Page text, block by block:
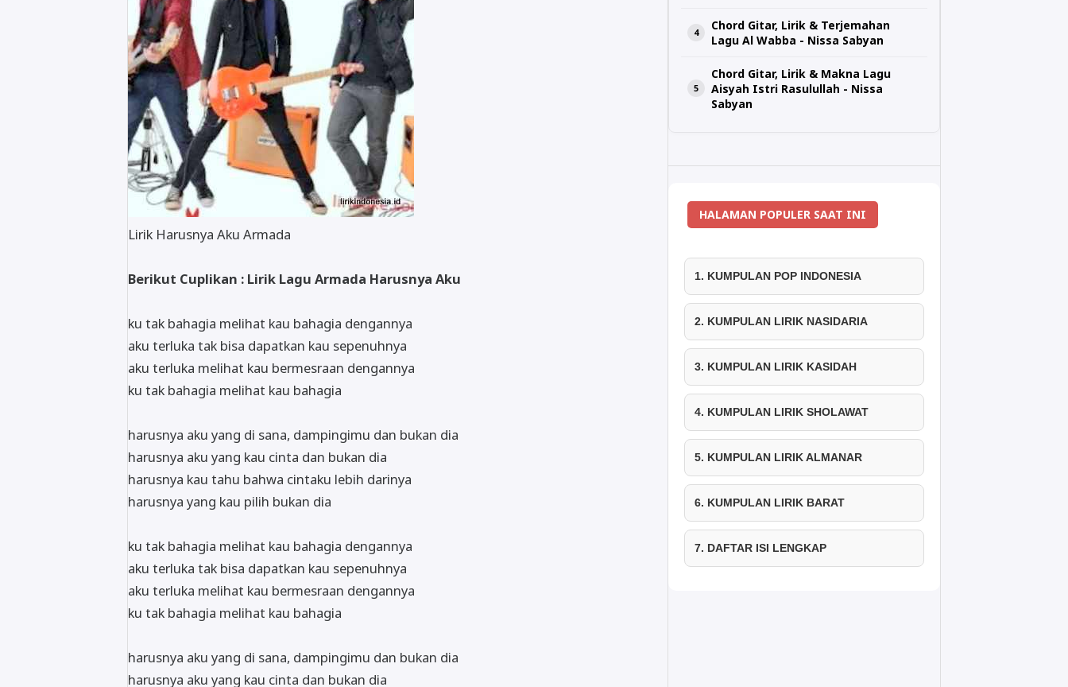
Lirik Harusnya Aku Armada
Berikut Cuplikan : Lirik Lagu Armada Harusnya Aku
ku tak bahagia melihat kau bahagia dengannya
aku terluka tak bisa dapatkan kau sepenuhnya
aku terluka melihat kau bermesraan dengannya
ku tak bahagia melihat kau bahagia
harusnya aku yang di sana, dampingimu dan bukan dia
harusnya aku yang kau cinta dan bukan dia
harusnya kau tahu bahwa cintaku lebih darinya
harusnya yang kau pilih bukan dia
ku tak bahagia melihat kau bahagia dengannya
aku terluka tak bisa dapatkan kau sepenuhnya
aku terluka melihat kau bermesraan dengannya
ku tak bahagia melihat kau bahagia
harusnya aku yang di sana, dampingimu dan bukan dia
harusnya aku yang kau cinta dan bukan dia
Chord Gitar, Lirik & Terjemahan
Lagu Al Wabba - Nissa Sabyan
Chord Gitar, Lirik & Makna Lagu
Aisyah Istri Rasulullah - Nissa
Sabyan
HALAMAN POPULER SAAT INI
1. KUMPULAN POP INDONESIA
2. KUMPULAN LIRIK NASIDARIA
3. KUMPULAN LIRIK KASIDAH
4. KUMPULAN LIRIK SHOLAWAT
5. KUMPULAN LIRIK ALMANAR
6. KUMPULAN LIRIK BARAT
7. DAFTAR ISI LENGKAP